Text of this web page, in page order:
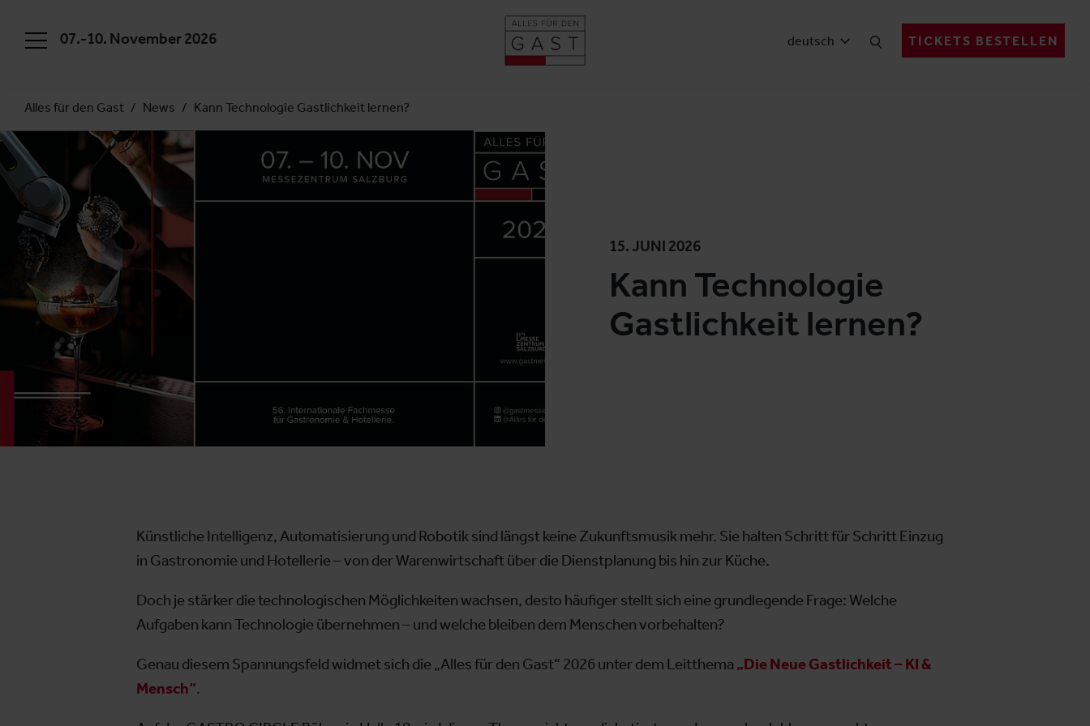
07.-10. November 2026 deutsch TICKETS BESTELLEN
Alles für den Gast News Kann Technologie Gastlichkeit lernen?
15. JUNI 2026
Kann Technologie
Gastlichkeit lernen?
Künstliche Intelligenz, Automatisierung und Robotik sind längst keine Zukunftsmusik mehr. Sie halten Schritt für Schritt Einzug
in Gastronomie und Hotellerie – von der Warenwirtschaft über die Dienstplanung bis hin zur Küche.
Doch je stärker die technologischen Möglichkeiten wachsen, desto häufiger stellt sich eine grundlegende Frage: Welche
Aufgaben kann Technologie übernehmen – und welche bleiben dem Menschen vorbehalten?
Genau diesem Spannungsfeld widmet sich die „Alles für den Gast“ 2026 unter dem Leitthema „Die Neue Gastlichkeit – KI &
Mensch“.